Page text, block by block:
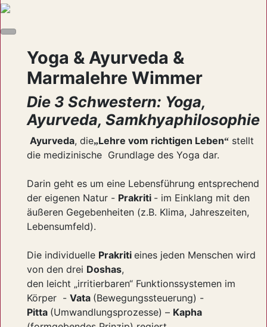
Yoga & Ayurveda &
Marmalehre Wimmer
Die 3 Schwestern: Yoga,
Ayurveda, Samkhyaphilosophie
Ayurveda, die„Lehre vom richtigen Leben“ stellt
die medizinische Grundlage des Yoga dar.
Darin geht es um eine Lebensführung entsprechend
der eigenen Natur - Prakriti - im Einklang mit den
äußeren Gegebenheiten (z.B. Klima, Jahreszeiten,
Lebensumfeld).
Die individuelle Prakritieines jeden Menschen wird
von den drei Doshas,
den leicht „irritierbaren“ Funktionssystemen im
Körper -Vata (Bewegungssteuerung) -
Pitta (Umwandlungsprozesse) – Kapha